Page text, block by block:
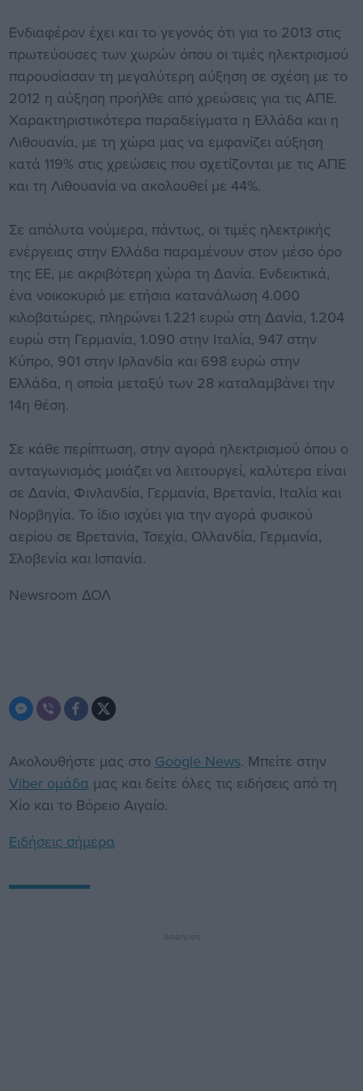
Ενδιαφέρον έχει και το γεγονός ότι για το 2013 στις
πρωτεύουσες των χωρών όπου οι τιμές ηλεκτρισμού
παρουσίασαν τη μεγαλύτερη αύξηση σε σχέση με το
2012 η αύξηση προήλθε από χρεώσεις για τις ΑΠΕ.
Χαρακτηριστικότερα παραδείγματα η Ελλάδα και η
Λιθουανία, με τη χώρα μας να εμφανίζει αύξηση
κατά 119% στις χρεώσεις που σχετίζονται με τις ΑΠΕ
και τη Λιθουανία να ακολουθεί με 44%.
Σε απόλυτα νούμερα, πάντως, οι τιμές ηλεκτρικής
ενέργειας στην Ελλάδα παραμένουν στον μέσο όρο
της ΕΕ, με ακριβότερη χώρα τη Δανία. Ενδεικτικά,
ένα νοικοκυριό με ετήσια κατανάλωση 4.000
κιλοβατώρες, πληρώνει 1.221 ευρώ στη Δανία, 1.204
ευρώ στη Γερμανία, 1.090 στην Ιταλία, 947 στην
Κύπρο, 901 στην Ιρλανδία και 698 ευρώ στην
Ελλάδα, η οποία μεταξύ των 28 καταλαμβάνει την
14η θέση.
Σε κάθε περίπτωση, στην αγορά ηλεκτρισμού όπου ο
ανταγωνισμός μοιάζει να λειτουργεί, καλύτερα είναι
σε Δανία, Φινλανδία, Γερμανία, Βρετανία, Ιταλία και
Νορβηγία. Το ίδιο ισχύει για την αγορά φυσικού
αερίου σε Βρετανία, Τσεχία, Ολλανδία, Γερμανία,
Σλοβενία και Ισπανία.
Newsroom ΔΟΛ
Ακολουθήστε μας στο Google News. Μπείτε στην
Viber ομάδα μας και δείτε όλες τις ειδήσεις από τη
Χίο και το Βόρειο Αιγαίο.
Ειδήσεις σήμερα
Διαφήμιση